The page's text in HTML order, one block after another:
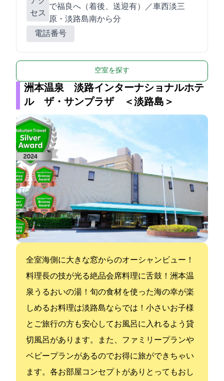
セス
で福良BTへ（着後、送迎有）／車:西淡三
原・淡路島南ICから20分
電話番号
空室を探す
洲本温泉 淡路インターナショナルホテ
ル ザ・サンプラザ ＜淡路島＞
全室海側に大きな窓からのオーシャンビュー！
料理長の技が光る絶品会席料理に舌鼓！洲本温
泉うるおいの湯！旬の食材を使った海の幸が楽
しめるお料理は淡路島ならでは！小さいお子様
とご旅行の方も安心してお風呂に入れるよう貸
切風呂があります。また、ファミリープランや
ベビープランがあるのでお得に旅ができちゃい
ます。各お部屋コンセプトがありとってもおし